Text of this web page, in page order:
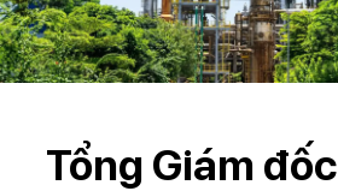
Tổng Giám đốc